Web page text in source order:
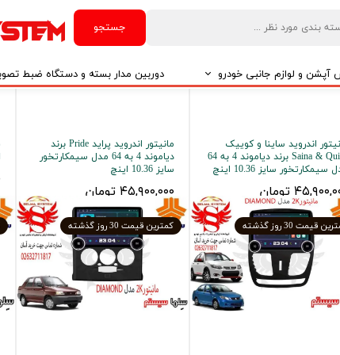
جستجو
و لوازم جانبی خودرو
ایربگ و رابط چرخشی
دوربین مدار بسته و دستگاه ضبط
دوربین مدار بسته بر اساس تکنولوژی
اندروید ساینا و کوییک
Saina & Quick برند دیاموند 4 به 64
سیمکارتخور سایز 10.36 اینچ
تومان
مانیتور اندروید پراید Pride برند
دیاموند 4 به 64 مدل سیمکارتخور
سایز 10.36 اینچ
۴۵,۹۰۰,۰۰۰ تومان
قیمت 30 روز گذشته کمترین قیمت 30 روز گذشته